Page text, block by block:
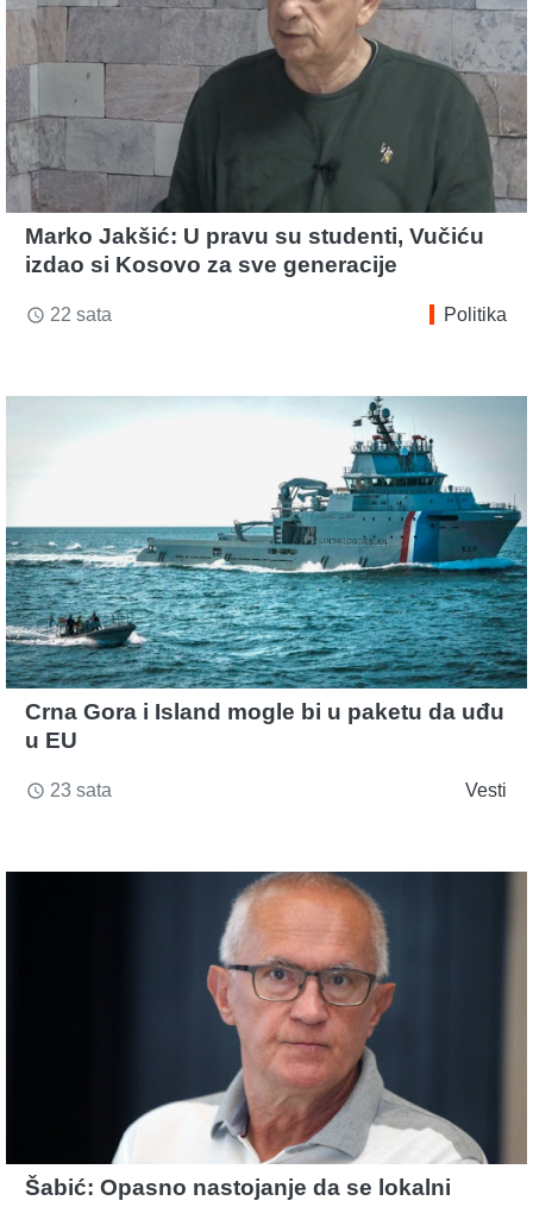
Marko Jakšić: U pravu su studenti, Vučiću
izdao si Kosovo za sve generacije
access_time 22 sata Politika
Crna Gora i Island mogle bi u paketu da uđu
u EU
access_time 23 sata Vesti
Šabić: Opasno nastojanje da se lokalni